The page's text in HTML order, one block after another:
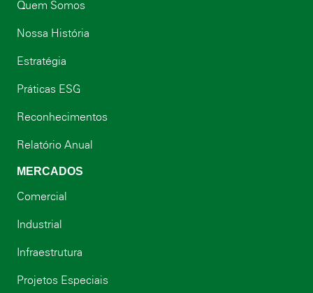
Quem Somos
Nossa História
Estratégia
Práticas ESG
Reconhecimentos
Relatório Anual
MERCADOS
Comercial
Industrial
Infraestrutura
Projetos Especiais